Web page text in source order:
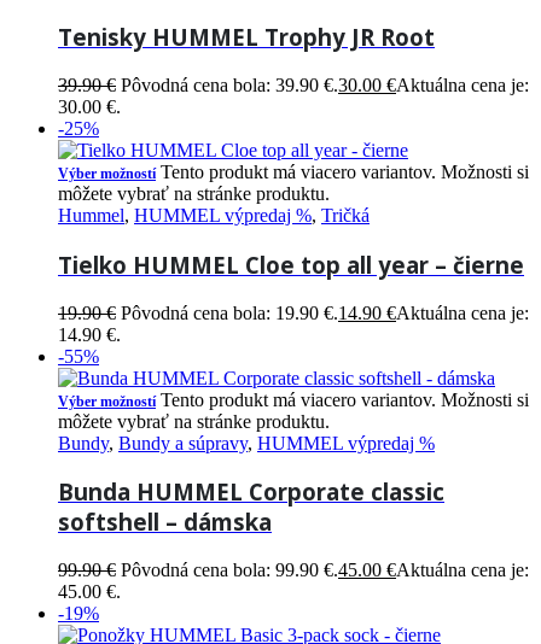
Tenisky HUMMEL Trophy JR Root
39.90€ Pôvodná cena bola: 39.90 €.30.00 €Aktuálna cena je:
30.00 €.
-25%
Výber možností Tento produkt má viacero variantov. Možnosti si
môžete vybrať na stránke produktu.
Hummel, HUMMEL výpredaj %, Tričká
Tielko HUMMEL Cloe top all year – čierne
19.90€ Pôvodná cena bola: 19.90 €.14.90 €Aktuálna cena je:
14.90 €.
-55%
Výber možností Tento produkt má viacero variantov. Možnosti si
môžete vybrať na stránke produktu.
Bundy, Bundy a súpravy, HUMMEL výpredaj %
Bunda HUMMEL Corporate classic
softshell – dámska
99.90€ Pôvodná cena bola: 99.90 €.45.00 €Aktuálna cena je:
45.00 €.
-19%